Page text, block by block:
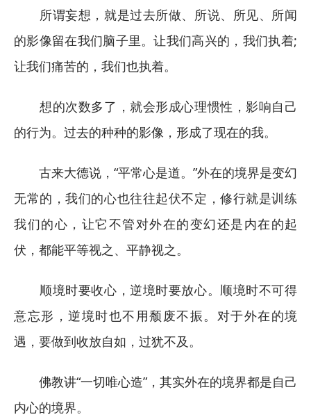
所谓妄想，就是过去所做、所说、所见、所闻
的影像留在我们脑子里。让我们高兴的，我们执着;
让我们痛苦的，我们也执着。
想的次数多了，就会形成心理惯性，影响自己
的行为。过去的种种的影像，形成了现在的我。
古来大德说，“平常心是道。”外在的境界是变幻
无常的，我们的心也往往起伏不定，修行就是训练
我们的心，让它不管对外在的变幻还是内在的起
伏，都能平等视之、平静视之。
顺境时要收心，逆境时要放心。顺境时不可得
意忘形，逆境时也不用颓废不振。对于外在的境
遇，要做到收放自如，过犹不及。
佛教讲“一切唯心造”，其实外在的境界都是自己
内心的境界。